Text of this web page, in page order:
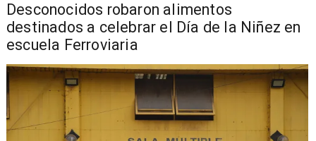
Desconocidos robaron alimentos
destinados a celebrar el Día de la Niñez en
escuela Ferroviaria